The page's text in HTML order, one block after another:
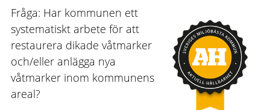
Fråga: Har kommunen ett
systematiskt arbete för att
restaurera dikade våtmarker
och/eller anlägga nya
våtmarker inom kommunens
areal?